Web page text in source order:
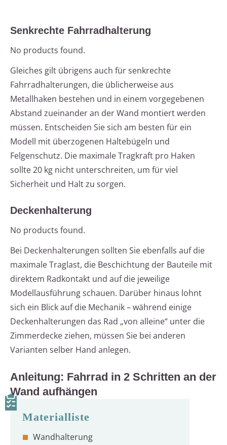
Senkrechte Fahrradhalterung
No products found.
Gleiches gilt übrigens auch für senkrechte
Fahrradhalterungen, die üblicherweise aus
Metallhaken bestehen und in einem vorgegebenen
Abstand zueinander an der Wand montiert werden
müssen. Entscheiden Sie sich am besten für ein
Modell mit überzogenen Haltebügeln und
Felgenschutz. Die maximale Tragkraft pro Haken
sollte 20 kg nicht unterschreiten, um für viel
Sicherheit und Halt zu sorgen.
Deckenhalterung
No products found.
Bei Deckenhalterungen sollten Sie ebenfalls auf die
maximale Traglast, die Beschichtung der Bauteile mit
direktem Radkontakt und auf die jeweilige
Modellausführung schauen. Darüber hinaus lohnt
sich ein Blick auf die Mechanik – während einige
Deckenhalterungen das Rad „von alleine“ unter die
Zimmerdecke ziehen, müssen Sie bei anderen
Varianten selber Hand anlegen.
Anleitung: Fahrrad in 2 Schritten an der
Wand aufhängen
Wandhalterung